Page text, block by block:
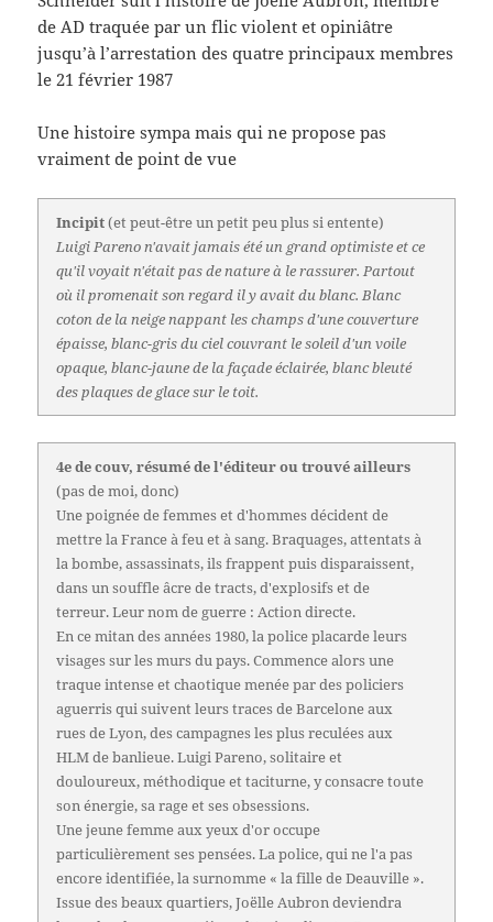
de AD traquée par un flic violent et opiniâtre
jusqu’à l’arrestation des quatre principaux membres
le 21 février 1987
Une histoire sympa mais qui ne propose pas
vraiment de point de vue
Incipit(et peut-être un petit peu plus si entente)
Luigi Pareno n'avait jamais été un grand optimiste et ce
qu'il voyait n'était pas de nature à le rassurer. Partout
où il promenait son regard il y avait du blanc. Blanc
coton de la neige nappant les champs d'une couverture
épaisse, blanc-gris du ciel couvrant le soleil d'un voile
opaque, blanc-jaune de la façade éclairée, blanc bleuté
des plaques de glace sur le toit.
4e de couv, résumé de l'éditeur ou trouvé ailleurs
(pas de moi, donc)
Une poignée de femmes et d'hommes décident de
mettre la France à feu et à sang. Braquages, attentats à
la bombe, assassinats, ils frappent puis disparaissent,
dans un souffle âcre de tracts, d'explosifs et de
terreur. Leur nom de guerre : Action directe.
En ce mitan des années 1980, la police placarde leurs
visages sur les murs du pays. Commence alors une
traque intense et chaotique menée par des policiers
aguerris qui suivent leurs traces de Barcelone aux
rues de Lyon, des campagnes les plus reculées aux
HLM de banlieue. Luigi Pareno, solitaire et
douloureux, méthodique et taciturne, y consacre toute
son énergie, sa rage et ses obsessions.
Une jeune femme aux yeux d'or occupe
particulièrement ses pensées. La police, qui ne l'a pas
encore identifiée, la surnomme « la fille de Deauville ».
Issue des beaux quartiers, Joëlle Aubron deviendra